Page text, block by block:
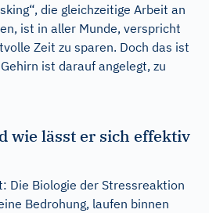
die gleichzeitige Arbeit an
ist in aller Munde, verspricht
Zeit zu sparen. Doch das ist
ist darauf angelegt, zu
wie lässt er sich effektiv
Die Biologie der Stressreaktion
Bedrohung, laufen binnen